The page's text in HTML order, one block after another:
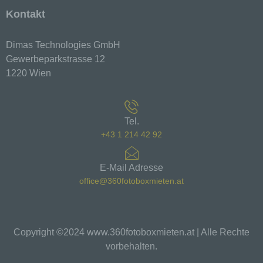
Kontakt
Dimas Technologies GmbH
Gewerbeparkstrasse 12
1220 Wien
Tel.
+43 1 214 42 92
E-Mail Adresse
office@360fotoboxmieten.at
Copyright ©2024 www.360fotoboxmieten.at | Alle Rechte
vorbehalten.
werden. Sie können die Verwendung von Cookies,
verhindern.
Zahlreiche Internetseiten und Server verwenden
Cookie-ID. Eine Cookie-ID ist eine eindeutige
Kennung des Cookies. Sie besteht aus einer
Zeichenfolge, durch welche Internetseiten und
Server dem konkreten Internetbrowser zugeordnet
werden können, in dem das Cookie gespeichert
wurde. Dies ermöglicht es den besuchten
Internetseiten und Servern, den individuellen
Browser der betroffenen Person von anderen
und identifiziert werden.